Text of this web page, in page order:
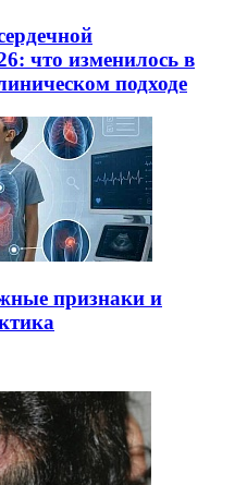
что изменилось в
подходе
признаки и